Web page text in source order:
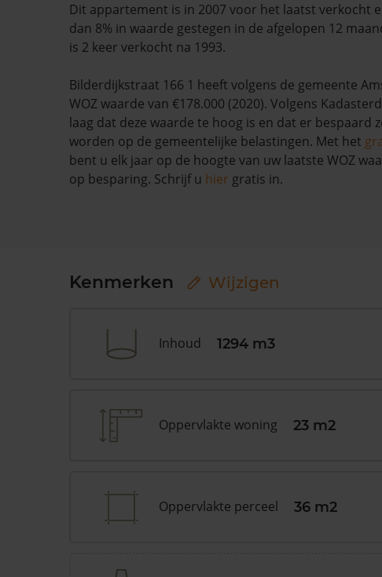
Dit appartement is in 2007 voor het laatst verkocht
dan 8% in waarde gestegen in de afgelopen 12
is 2 keer verkocht na 1993.
Bilderdijkstraat 166 1 heeft volgens de gemeente
WOZ waarde van €178.000 (2020). Volgens
laag dat deze waarde te hoog is en dat er bespaard
worden op de gemeentelijke belastingen. Met het
bent u elk jaar op de hoogte van uw laatste WOZ
op besparing. Schrijf u hier gratis in.
Kenmerken Wijzigen
Inhoud 1294 m3
Oppervlakte woning 23 m2
Oppervlakte perceel 36 m2